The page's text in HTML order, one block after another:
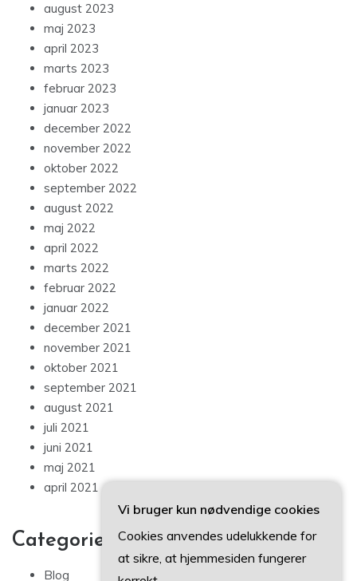
august 2023
maj 2023
april 2023
marts 2023
februar 2023
januar 2023
december 2022
november 2022
oktober 2022
september 2022
august 2022
maj 2022
april 2022
marts 2022
februar 2022
januar 2022
december 2021
november 2021
oktober 2021
september 2021
august 2021
juli 2021
juni 2021
maj 2021
april 2021
Categories
Blog
Vi bruger kun nødvendige cookies
Cookies anvendes udelukkende for
at sikre, at hjemmesiden fungerer